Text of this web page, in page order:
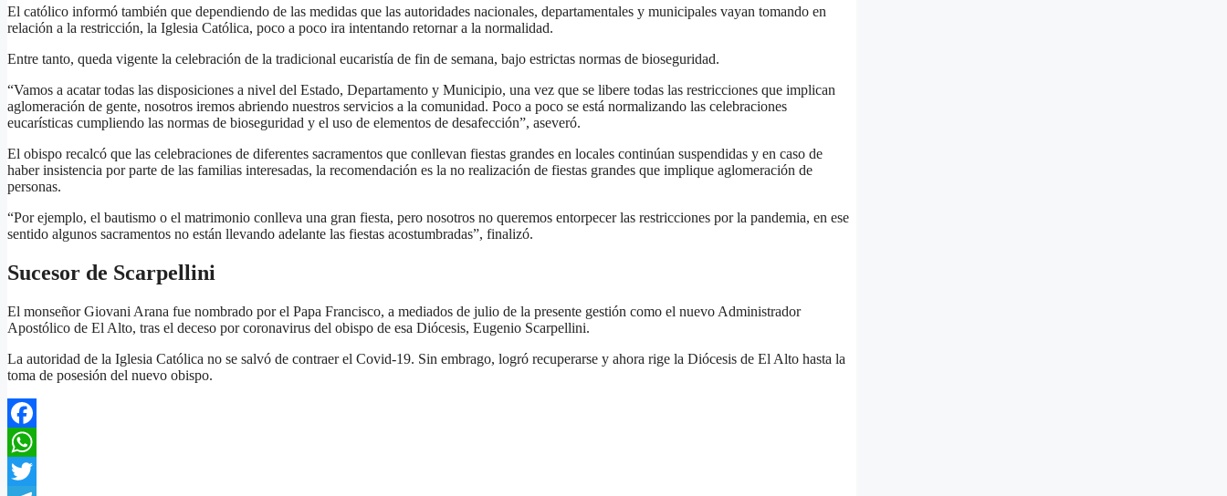
El católico informó también que dependiendo de las medidas que las autoridades nacionales, departamentales y municipales vayan tomando en
relación a la restricción, la Iglesia Católica, poco a poco ira intentando retornar a la normalidad.
Entre tanto, queda vigente la celebración de la tradicional eucaristía de fin de semana, bajo estrictas normas de bioseguridad.
“Vamos a acatar todas las disposiciones a nivel del Estado, Departamento y Municipio, una vez que se libere todas las restricciones que implican
aglomeración de gente, nosotros iremos abriendo nuestros servicios a la comunidad. Poco a poco se está normalizando las celebraciones
eucarísticas cumpliendo las normas de bioseguridad y el uso de elementos de desafección”, aseveró.
El obispo recalcó que las celebraciones de diferentes sacramentos que conllevan fiestas grandes en locales continúan suspendidas y en caso de
haber insistencia por parte de las familias interesadas, la recomendación es la no realización de fiestas grandes que implique aglomeración de
personas.
“Por ejemplo, el bautismo o el matrimonio conlleva una gran fiesta, pero nosotros no queremos entorpecer las restricciones por la pandemia, en ese
sentido algunos sacramentos no están llevando adelante las fiestas acostumbradas”, finalizó.
Sucesor de Scarpellini
El monseñor Giovani Arana fue nombrado por el Papa Francisco, a mediados de julio de la presente gestión como el nuevo Administrador
Apostólico de El Alto, tras el deceso por coronavirus del obispo de esa Diócesis, Eugenio Scarpellini.
La autoridad de la Iglesia Católica no se salvó de contraer el Covid-19. Sin embrago, logró recuperarse y ahora rige la Diócesis de El Alto hasta la
toma de posesión del nuevo obispo.
Facebook
WhatsApp